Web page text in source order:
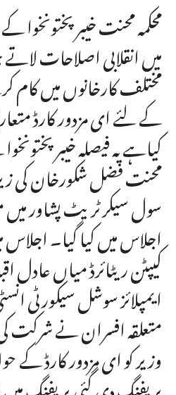
محکمہ محنت خیبر پختونخوا
میں انقلابی اصلاحات
مختلف کارخانوں میں
کے لئے ای مزدور کارڈ
کیاہے یہ فیصلہ خیبر
محنت فضل شکورخان کی
سول سیکرٹریٹ پشاور
اجلاس میں کیا گیا۔ اجلاس
کیپٹن ریٹائرڈ میاں عادل
ایمپلائز سوشل سیکورٹی
متعلقہ افسران نے شرکت
وزیر کو ای مزدور کارڈ